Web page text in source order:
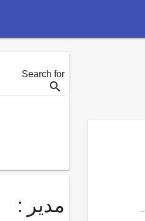
Search for
search
مدیر :